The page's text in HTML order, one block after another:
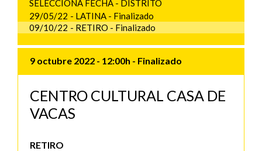
SELECCIONA FECHA - DISTRITO
29/05/22 - LATINA - Finalizado
09/10/22 - RETIRO - Finalizado
9 octubre 2022 - 12:00h - Finalizado
CENTRO CULTURAL CASA DE
VACAS
RETIRO